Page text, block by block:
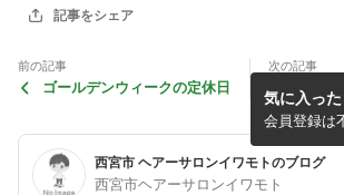
記事をシェア
前の記事
ゴールデンウィークの定休日
次の記事
西宮市 ヘアーサロンイワモトのブログ
西宮市ヘアーサロンイワモト
気に入っ
会員登録は